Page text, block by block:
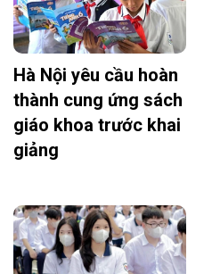
Hà Nội yêu cầu hoàn
thành cung ứng sách
giáo khoa trước khai
giảng